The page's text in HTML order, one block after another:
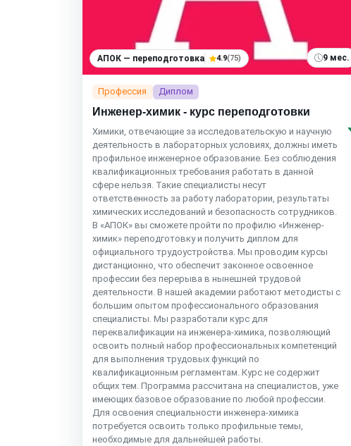
АПОК — переподготовка 4.9(75) 9 мес.
Профессия Диплом
Инженер-химик - курс переподготовки
Химики, отвечающие за исследовательскую и научную
деятельность в лабораторных условиях, должны иметь
профильное инженерное образование. Без соблюдения
квалификационных требования работать в данной
сфере нельзя. Такие специалисты несут
ответственность за работу лаборатории, результаты
химических исследований и безопасность сотрудников.
В «АПОК» вы сможете пройти по профилю «Инженер-
химик» переподготовку и получить диплом для
официального трудоустройства. Мы проводим курсы
дистанционно, что обеспечит законное освоенное
профессии без перерыва в нынешней трудовой
деятельности. В нашей академии работают методисты с
большим опытом профессионального образования
специалисты. Мы разработали курс для
переквалификации на инженера-химика, позволяющий
освоить полный набор профессиональных компетенций
для выполнения трудовых функций по
квалификационным регламентам. Курс не содержит
общих тем. Программа рассчитана на специалистов, уже
имеющих базовое образование по любой профессии.
Для освоения специальности инженера-химика
потребуется освоить только профильные темы,
необходимые для дальнейшей работы.